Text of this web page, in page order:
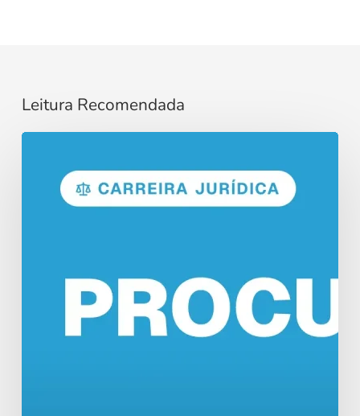
Leitura Recomendada
Procurador:
Funções